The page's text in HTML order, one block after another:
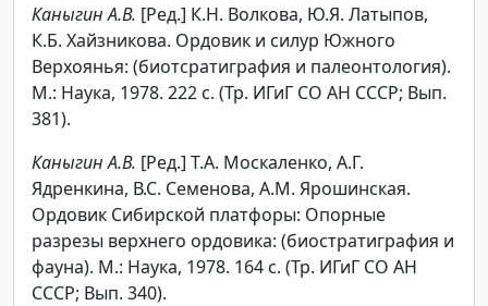
Каныгин А.В. [Ред.] К.Н. Волкова, Ю.Я. Латыпов,
К.Б. Хайзникова. Ордовик и силур Южного
Верхоянья: (биотсратиграфия и палеонтология).
М.: Наука, 1978. 222 с. (Тр. ИГиГ СО АН СССР; Вып.
381).
Каныгин А.В. [Ред.] Т.А. Москаленко, А.Г.
Ядренкина, В.С. Семенова, А.М. Ярошинская.
Ордовик Сибирской платфоры: Опорные
разрезы верхнего ордовика: (биостратиграфия и
фауна). М.: Наука, 1978. 164 с. (Тр. ИГиГ СО АН
СССР; Вып. 340).